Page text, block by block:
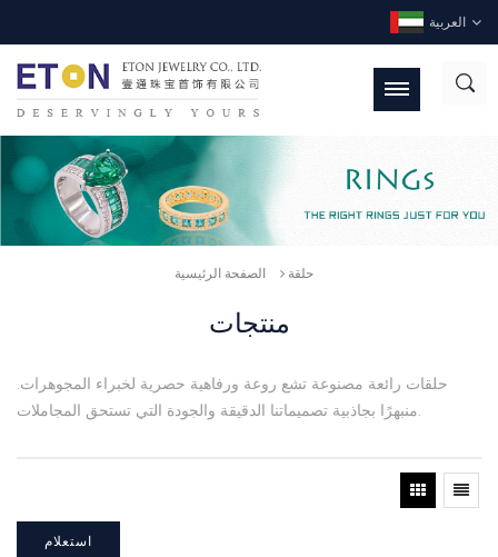
العربية
الصفحة الرئيسية حلقة
منتجات
حلقات رائعة مصنوعة تشع روعة ورفاهية حصرية لخبراء المجوهرات.
منبهرًا بجاذبية تصميماتنا الدقيقة والجودة التي تستحق المجاملات.
استعلام